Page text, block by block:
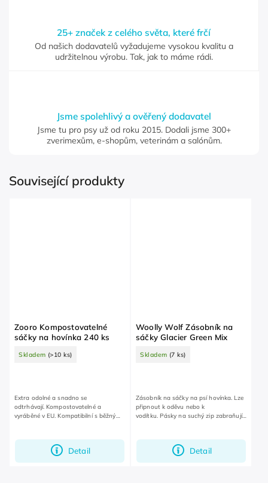
25+ značek z celého světa, které frčí
Od našich dodavatelů vyžadujeme vysokou kvalitu a
udržitelnou výrobu. Tak, jak to máme rádi.
Jsme spolehlivý a ověřený dodavatel
Jsme tu pro psy už od roku 2015. Dodali jsme 300+
zverimexům, e-shopům, veterinám a salónům.
Související produkty
Zooro Kompostovatelné
sáčky na hovínka 240 ks
Skladem (>10 ks)
Detail
Extra odolné a snadno se
odtrhávají. Kompostovatelné a
vyráběné v EU. Kompatibilní s běžnými
Woolly Wolf Zásobník na
sáčky Glacier Green Mix
Skladem (7 ks)
Detail
Zásobník na sáčky na psí hovínka. Lze
připnout k oděvu nebo k
vodítku. Pásky na suchý zip zabraňují